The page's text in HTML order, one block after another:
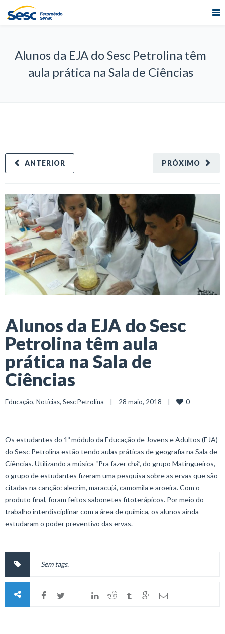
Alunos da EJA do Sesc Petrolina têm
aula prática na Sala de Ciências
PRÓXIMO
ANTERIOR
Alunos da EJA do Sesc
Petrolina têm aula
prática na Sala de
Ciências
Educação, Notícias, Sesc Petrolina
    |    28 maio, 2018    |
0
Os estudantes do 1º módulo da Educação de Jovens e Adultos (EJA)
do Sesc Petrolina estão tendo aulas práticas de geografia na Sala de
Ciências. Utilizando a música “Pra fazer chá”, do grupo Matingueiros,
o grupo de estudantes fizeram uma pesquisa sobre as ervas que são
citadas na canção: alecrim, maracujá, camomila e aroeira. Com o
produto final, foram feitos sabonetes fitoterápicos. Por meio do
trabalho interdisciplinar com a área de química, os alunos ainda
estudaram o poder preventivo das ervas.
Sem tags.